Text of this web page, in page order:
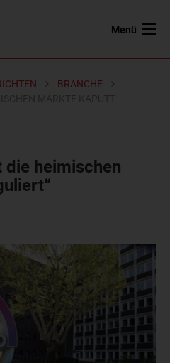
Menü
BRANCHE
die heimischen